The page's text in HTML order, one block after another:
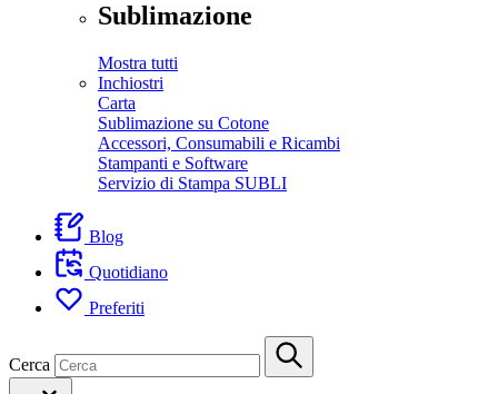
Sublimazione
Mostra tutti
Inchiostri
Carta
Sublimazione su Cotone
Accessori, Consumabili e Ricambi
Stampanti e Software
Servizio di Stampa SUBLI
Blog
Quotidiano
Preferiti
Cerca